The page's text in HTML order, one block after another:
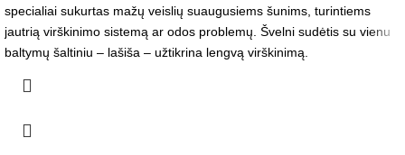
specialiai sukurtas mažų veislių suaugusiems šunims, turintiems
jautrią virškinimo sistemą ar odos problemų. Švelni sudėtis su vienu
baltymų šaltiniu – lašiša – užtikrina lengvą virškinimą.